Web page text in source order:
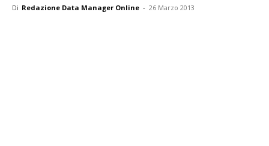
Di Redazione Data Manager Online - 26 Marzo 2013